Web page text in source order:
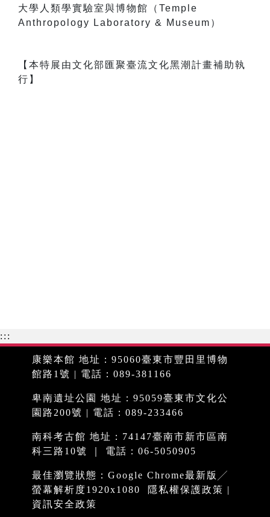
大學人類學實驗室與博物館（Temple
Anthropology Laboratory & Museum）
【本特展由文化部匯聚臺流文化黑潮計畫補助執
行】
:::
康樂本館 地址：95060臺東市豐田里博物
館路1號 | 電話：089-381166
卑南遺址公園 地址：95059臺東市文化公
園路200號 | 電話：089-233466
南科考古館 地址：74147臺南市新市區南
科三路10號 ｜ 電話：06-5050905
最佳瀏覽狀態：Google Chrome最新版╱
螢幕解析度1920x1080
隱私權保護政策 |
資訊安全政策